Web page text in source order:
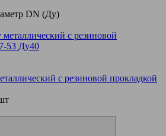
DN (Ду)
с резиновой прокладкой